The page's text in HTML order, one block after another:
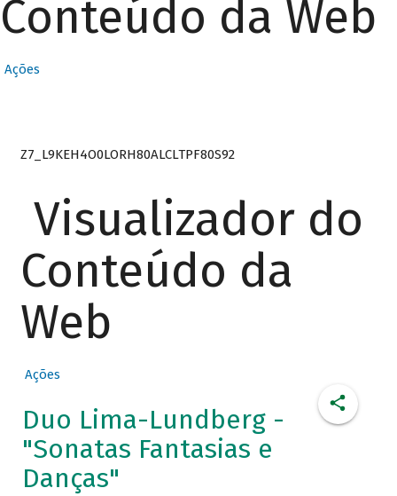
Conteúdo da Web
Ações
Z7_L9KEH4O0LORH80ALCLTPF80S92
Visualizador do
Conteúdo da
Web
Ações
Duo Lima-Lundberg -
"Sonatas Fantasias e
Danças"